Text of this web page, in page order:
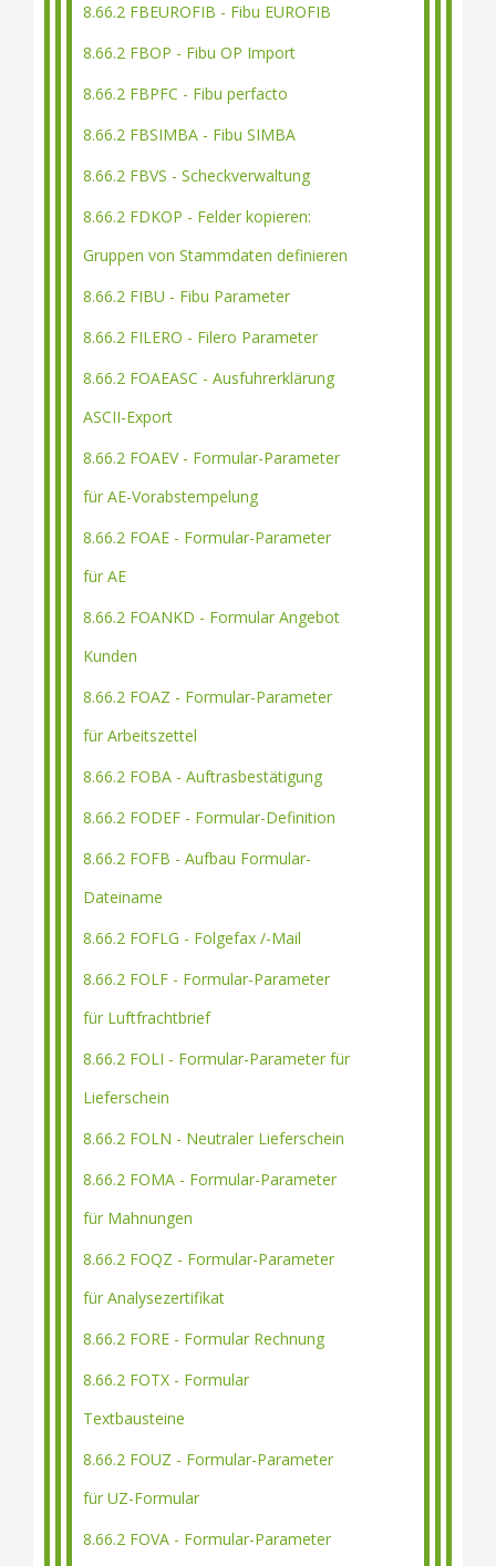
8.66.2 FBEUROFIB - Fibu EUROFIB
8.66.2 FBOP - Fibu OP Import
8.66.2 FBPFC - Fibu perfacto
8.66.2 FBSIMBA - Fibu SIMBA
8.66.2 FBVS - Scheckverwaltung
8.66.2 FDKOP - Felder kopieren:
Gruppen von Stammdaten definieren
8.66.2 FIBU - Fibu Parameter
8.66.2 FILERO - Filero Parameter
8.66.2 FOAEASC - Ausfuhrerklärung
ASCII-Export
8.66.2 FOAEV - Formular-Parameter
für AE-Vorabstempelung
8.66.2 FOAE - Formular-Parameter
für AE
8.66.2 FOANKD - Formular Angebot
Kunden
8.66.2 FOAZ - Formular-Parameter
für Arbeitszettel
8.66.2 FOBA - Auftrasbestätigung
8.66.2 FODEF - Formular-Definition
8.66.2 FOFB - Aufbau Formular-
Dateiname
8.66.2 FOFLG - Folgefax /-Mail
8.66.2 FOLF - Formular-Parameter
für Luftfrachtbrief
8.66.2 FOLI - Formular-Parameter für
Lieferschein
8.66.2 FOLN - Neutraler Lieferschein
8.66.2 FOMA - Formular-Parameter
für Mahnungen
8.66.2 FOQZ - Formular-Parameter
für Analysezertifikat
8.66.2 FORE - Formular Rechnung
8.66.2 FOTX - Formular
Textbausteine
8.66.2 FOUZ - Formular-Parameter
für UZ-Formular
8.66.2 FOVA - Formular-Parameter